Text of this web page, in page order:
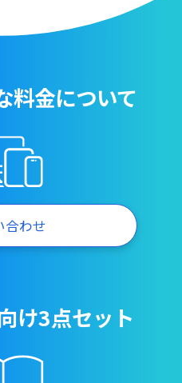
料金について
合わせ
け3点セット